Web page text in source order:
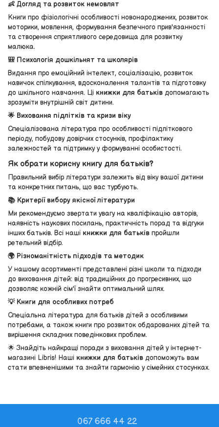
👶 Догляд та розвиток немовлят
Книги про фізіологічні особливості новонароджених, розвиток
моторики, мовлення, формування безпечного прив'язанності
та створення сприятливого середовища для розвитку
малюка.
🎒 Психологія дошкільнят та школярів
Видання про емоційний інтелект, соціалізацію, розвиток
навичок спілкування, вдосконалення талантів та підготовку
до шкільного навчання. Ці книжки для батьків допомагають
зрозуміти внутрішній світ дитини.
🌟 Виховання підлітків та кризи віку
Спеціалізована література про особливості підліткового
періоду, побудову довірчих стосунків, профілактику
залежностей та підтримку у формуванні особистості.
Як обрати корисну книгу для батьків?
Правильний вибір літератури залежить від віку вашої дитини
та конкретних питань, що вас турбують.
📚 Критерії вибору якісної літератури
Ми рекомендуємо звертати увагу на кваліфікацію авторів,
наявність наукових посилань, практичність порад та відгуки
інших батьків. Всі наші книжки для батьків пройшли
ретельний відбір.
🌍 Різноманітність підходів та методик
У нашому асортименті представлені різні школи та підходи
до виховання дітей: від традиційних до прогресивних, що
дозволяє кожній сім'ї знайти оптимальний шлях.
💡 Книги для особливих потреб
Спеціальна література для батьків дітей з особливими
потребами, а також книги про розвиток обдарованих дітей та
вирішення складних поведінкових проблем.
🌟 Знайдіть найкращі поради з виховання дітей у інтернет-
магазині Libris! Наші книжки для батьків допоможуть вам
стати впевненішими та знайти гармонію у сімейних стосунках.
067 666 44 22